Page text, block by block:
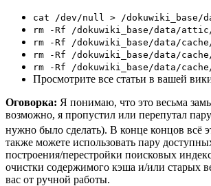
cat /dev/null > /dokuwiki_base/
rm -Rf /dokuwiki_base/data/
rm -Rf /dokuwiki_base/data/
rm -Rf /dokuwiki_base/data/
rm -Rf /dokuwiki_base/data/
Просмотрите все статьи в вашей
Оговорка: Я понимаю, что это весьма
возможно, я пропустил или перепутал
нужно было сделать). В конце концов всё
также можете использовать пару
построения/перестройки поисковых
очистки содержимого кэша и/или старых
вас от ручной работы.